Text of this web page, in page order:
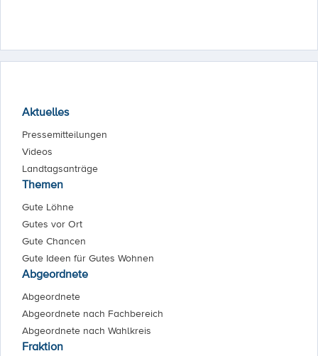
Aktuelles
Pressemitteilungen
Videos
Landtagsanträge
Themen
Gute Löhne
Gutes vor Ort
Gute Chancen
Gute Ideen für Gutes Wohnen
Abgeordnete
Abgeordnete
Abgeordnete nach Fachbereich
Abgeordnete nach Wahlkreis
Fraktion